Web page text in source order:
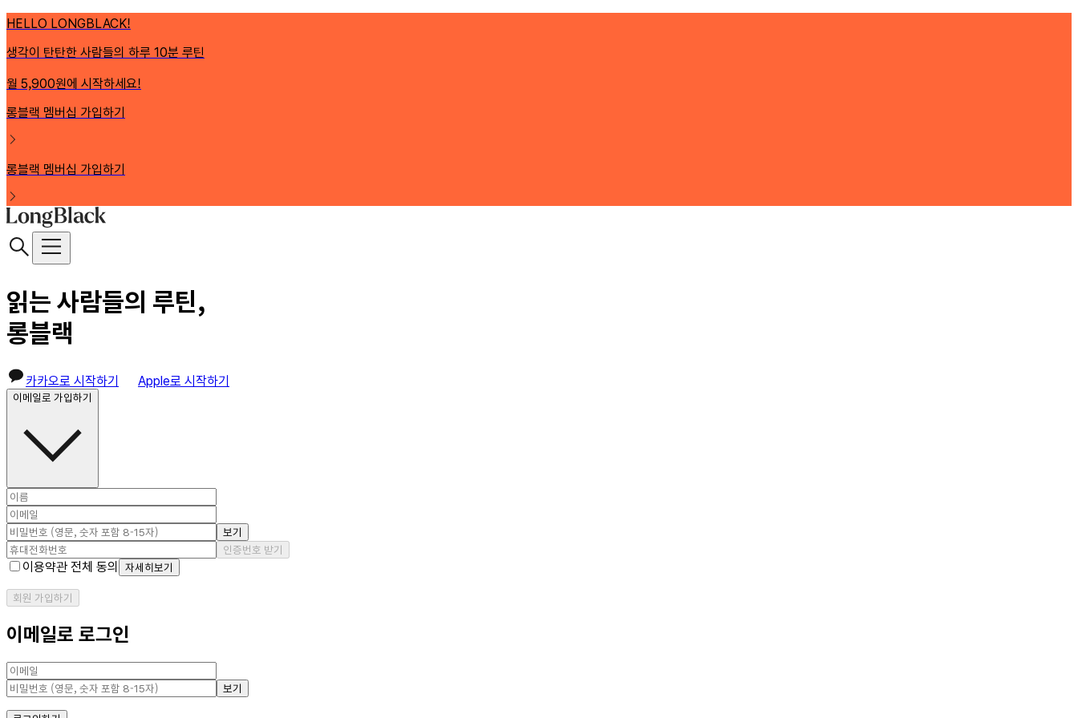
HELLO LONGBLACK!
생각이 탄탄한 사람들의 하루 10분 루틴
월 5,900원에 시작하세요!
롱블랙 멤버십 가입하기
롱블랙 멤버십 가입하기
읽는 사람들의 루틴,
롱블랙
카카오로 시작하기 Apple로 시작하기
이메일로 가입하기
보기
인증번호 받기
이용약관 전체 동의 자세히보기
회원 가입하기
이메일로 로그인
보기